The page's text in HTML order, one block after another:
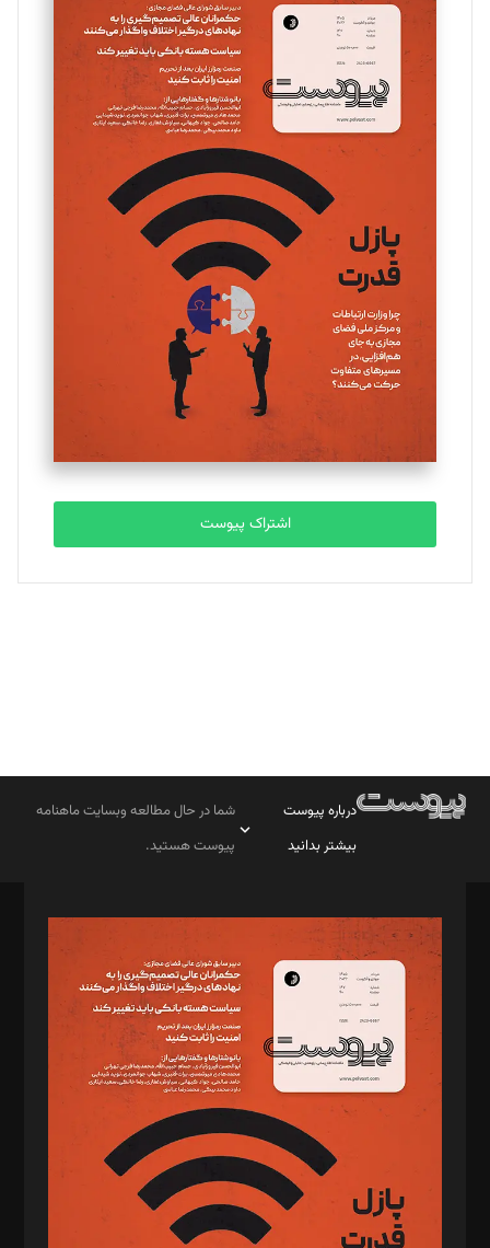
سروش کرمیان
تحریریه
مینا پاکدل
یسنا امان‌پور
تحریریه
ملینا جعفری
تحریریه
مصطفی مسجدی آرانی
تحریریه
بابک نقاش
تحریریه
اشتراک پیوست
درباره پیوست
بیشتر بدانید
شما در حال مطالعه وبسایت ماهنامه
پیوست هستید.
مدیر مسئول: محمدباقر اثنی‌عشری
سردبیر: مهرک محمودی
دبیر تحریریه: میثم قاسمی
د‌بیر ناداستان: سمانه سمیع
د‌بیر خدمت و تجارت: ابوالفضل رجبی
د‌بیر حقوق فناوری: حسام‌الدین ایپکچی
د‌بیر پیوست جهان: مینا پاکدل
د‌بیر تحریریه آنلاین: بابک نقاش
تحریریه‌: مجتبی محمود‌ی، آرش برهمند، یسنا امان‌پور، سروش کرمیان،
مصطفی مسجدی آرانی، ابوالفضل رجبی، زهرا فکرانه، فائزه فتحی
رستمی،مصطفی باستان